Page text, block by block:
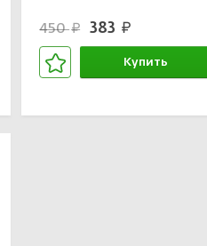
450руб. 383 руб.
Купить